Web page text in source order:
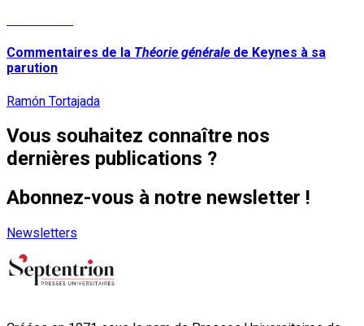
Commentaires de la Théorie générale de Keynes à sa
parution
Ramón Tortajada
Vous souhaitez connaître nos
dernières publications ?
Abonnez-vous à notre newsletter !
Newsletters